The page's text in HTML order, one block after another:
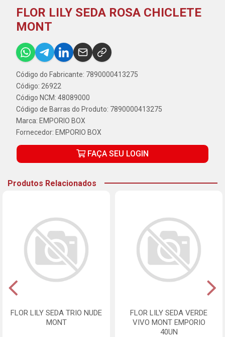
FLOR LILY SEDA ROSA CHICLETE
MONT
Código do Fabricante: 7890000413275
Código: 26922
Código NCM: 48089000
Código de Barras do Produto: 7890000413275
Marca: EMPORIO BOX
Fornecedor: EMPORIO BOX
FAÇA SEU LOGIN
Produtos Relacionados
FLOR LILY SEDA TRIO NUDE
MONT
FLOR LILY SEDA VERDE
VIVO MONT EMPORIO
40UN